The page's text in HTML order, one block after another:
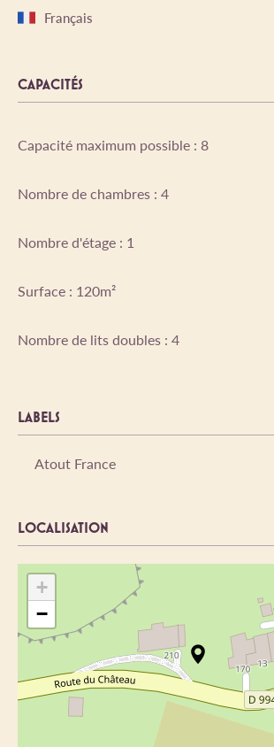
Français
CAPACITÉS
Capacité maximum possible : 8
Nombre de chambres : 4
Nombre d'étage : 1
Surface : 120m²
Nombre de lits doubles : 4
LABELS
Atout France
LOCALISATION
+
−